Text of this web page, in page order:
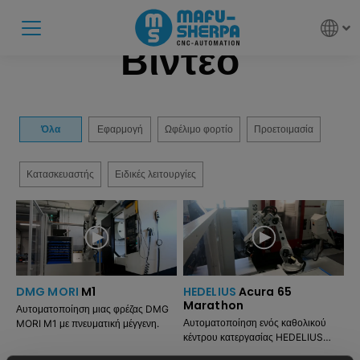
Βίντεο
Όλα Εφαρμογή Ωφέλιμο φορτίο Προετοιμασία
Κατασκευαστής Ειδικές λειτουργίες
DMG MORI M1
Αυτοματοποίηση μιας φρέζας DMG
MORI M1 με πνευματική μέγγενη.
HEDELIUS Acura 65
Marathon
Αυτοματοποίηση ενός καθολικού
κέντρου κατεργασίας HEDELIUS